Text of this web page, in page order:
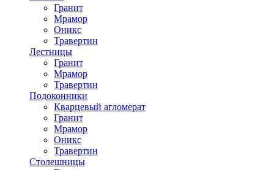
Гранит
Мрамор
Оникс
Травертин
Лестницы
Гранит
Мрамор
Травертин
Подоконники
Кварцевый агломерат
Гранит
Мрамор
Оникс
Травертин
Столешницы